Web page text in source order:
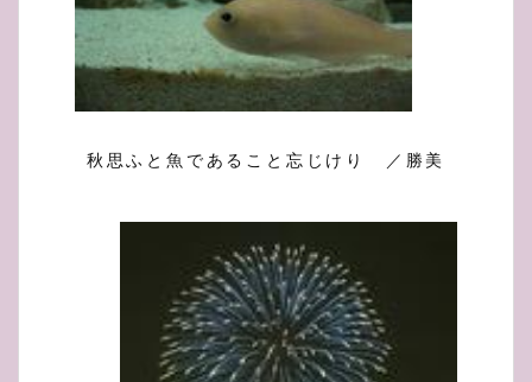
秋思ふと魚であること忘じけり ／勝美